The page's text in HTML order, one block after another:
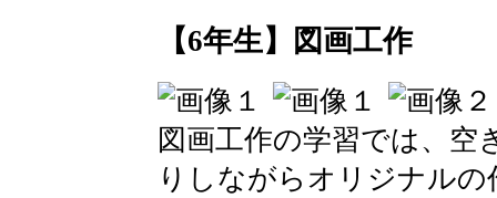
【6年生】図画工作
図画工作の学習では、空
りしながらオリジナル